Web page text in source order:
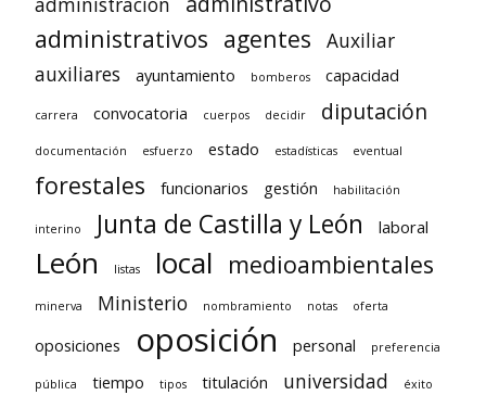
administrativos agentes
Auxiliar
auxiliares
ayuntamiento bomberos capacidad
carrera convocatoria cuerpos decidir diputación
documentación esfuerzo estado estadísticas eventual
forestales funcionarios gestión habilitación
interino Junta de Castilla y León laboral
León listas local medioambientales
minerva Ministerio nombramiento notas oferta
oposiciones oposición personal preferencia
pública tiempo tipos titulación universidad éxito